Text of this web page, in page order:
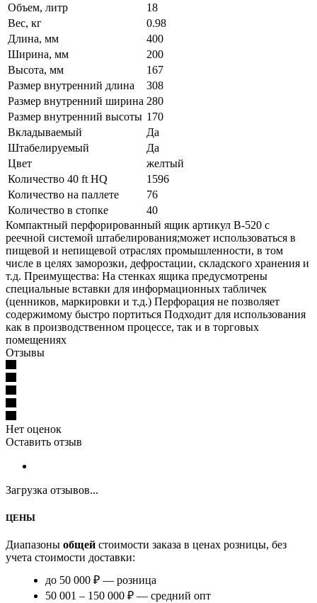
Объем, литр
18
Вес, кг
0.98
Длина, мм
400
Ширина, мм
200
Высота, мм
167
Размер внутренний длина
308
Размер внутренний ширина 280
Размер внутренний высоты 170
Вкладываемый
Да
Штабелируемый
Да
Цвет
желтый
Количество 40 ft HQ
1596
Количество на паллете
76
Количество в стопке
40
Компактный перфорированный ящик артикул B-520 с
реечной системой штабелирования;может использоваться в
пищевой и непищевой отраслях промышленности, в том
числе в целях заморозки, дефростации, складского хранения и
т.д. Преимущества: На стенках ящика предусмотрены
специальные вставки для информационных табличек
(ценников, маркировки и т.д.) Перфорация не позволяет
содержимому быстро портиться Подходит для использования
как в производственном процессе, так и в торговых
помещениях
Отзывы
Нет оценок
Оставить отзыв
Загрузка отзывов...
ЦЕНЫ
Диапазоны общей стоимости заказа в ценах розницы, без
учета стоимости доставки:
до 50 000 ₽ — розница
50 001 – 150 000 ₽ — средний опт